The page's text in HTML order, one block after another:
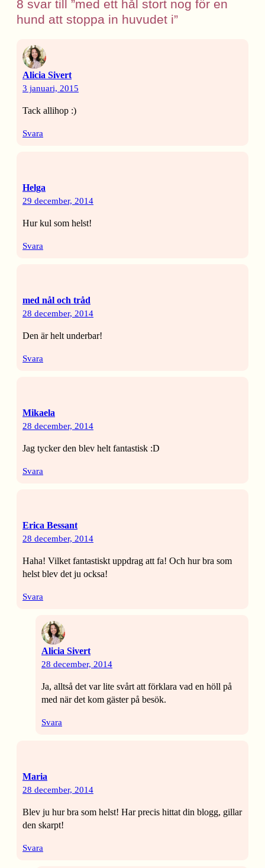
8 svar till ”med ett hål stort nog för en
hund att stoppa in huvudet i”
Alicia Sivert
3 januari, 2015
Tack allihop :)
Svara
Helga
29 december, 2014
Hur kul som helst!
Svara
med nål och tråd
28 december, 2014
Den är helt underbar!
Svara
Mikaela
28 december, 2014
Jag tycker den blev helt fantastisk :D
Svara
Erica Bessant
28 december, 2014
Haha! Vilket fantastiskt uppdrag att fa! Och hur bra som
helst blev det ju ocksa!
Svara
Alicia Sivert
28 december, 2014
Ja, alltså det var lite svårt att förklara vad en höll på
med när det kom gäster på besök.
Svara
Maria
28 december, 2014
Blev ju hur bra som helst! Har precis hittat din blogg, gillar
den skarpt!
Svara